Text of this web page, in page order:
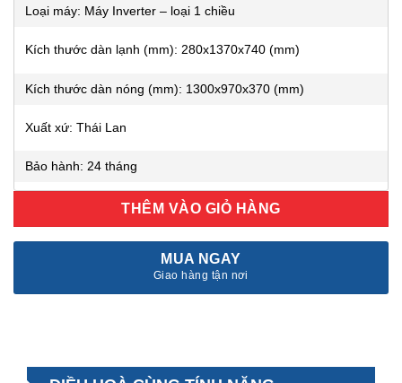
Loại máy: Máy Inverter – loại 1 chiều
Kích thước dàn lạnh (mm): 280x1370x740 (mm)
Kích thước dàn nóng (mm): 1300x970x370 (mm)
Xuất xứ: Thái Lan
Bảo hành: 24 tháng
THÊM VÀO GIỎ HÀNG
MUA NGAY
Giao hàng tận nơi